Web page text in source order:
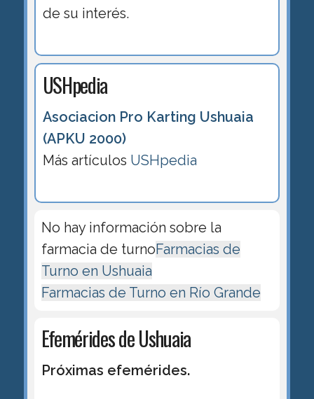
de su interés.
USHpedia
Asociacion Pro Karting Ushuaia
(APKU 2000)
Más artículos USHpedia
No hay información sobre la
farmacia de turnoFarmacias de
Turno en Ushuaia
Farmacias de Turno en Río Grande
Efemérides de Ushuaia
Próximas efemérides.